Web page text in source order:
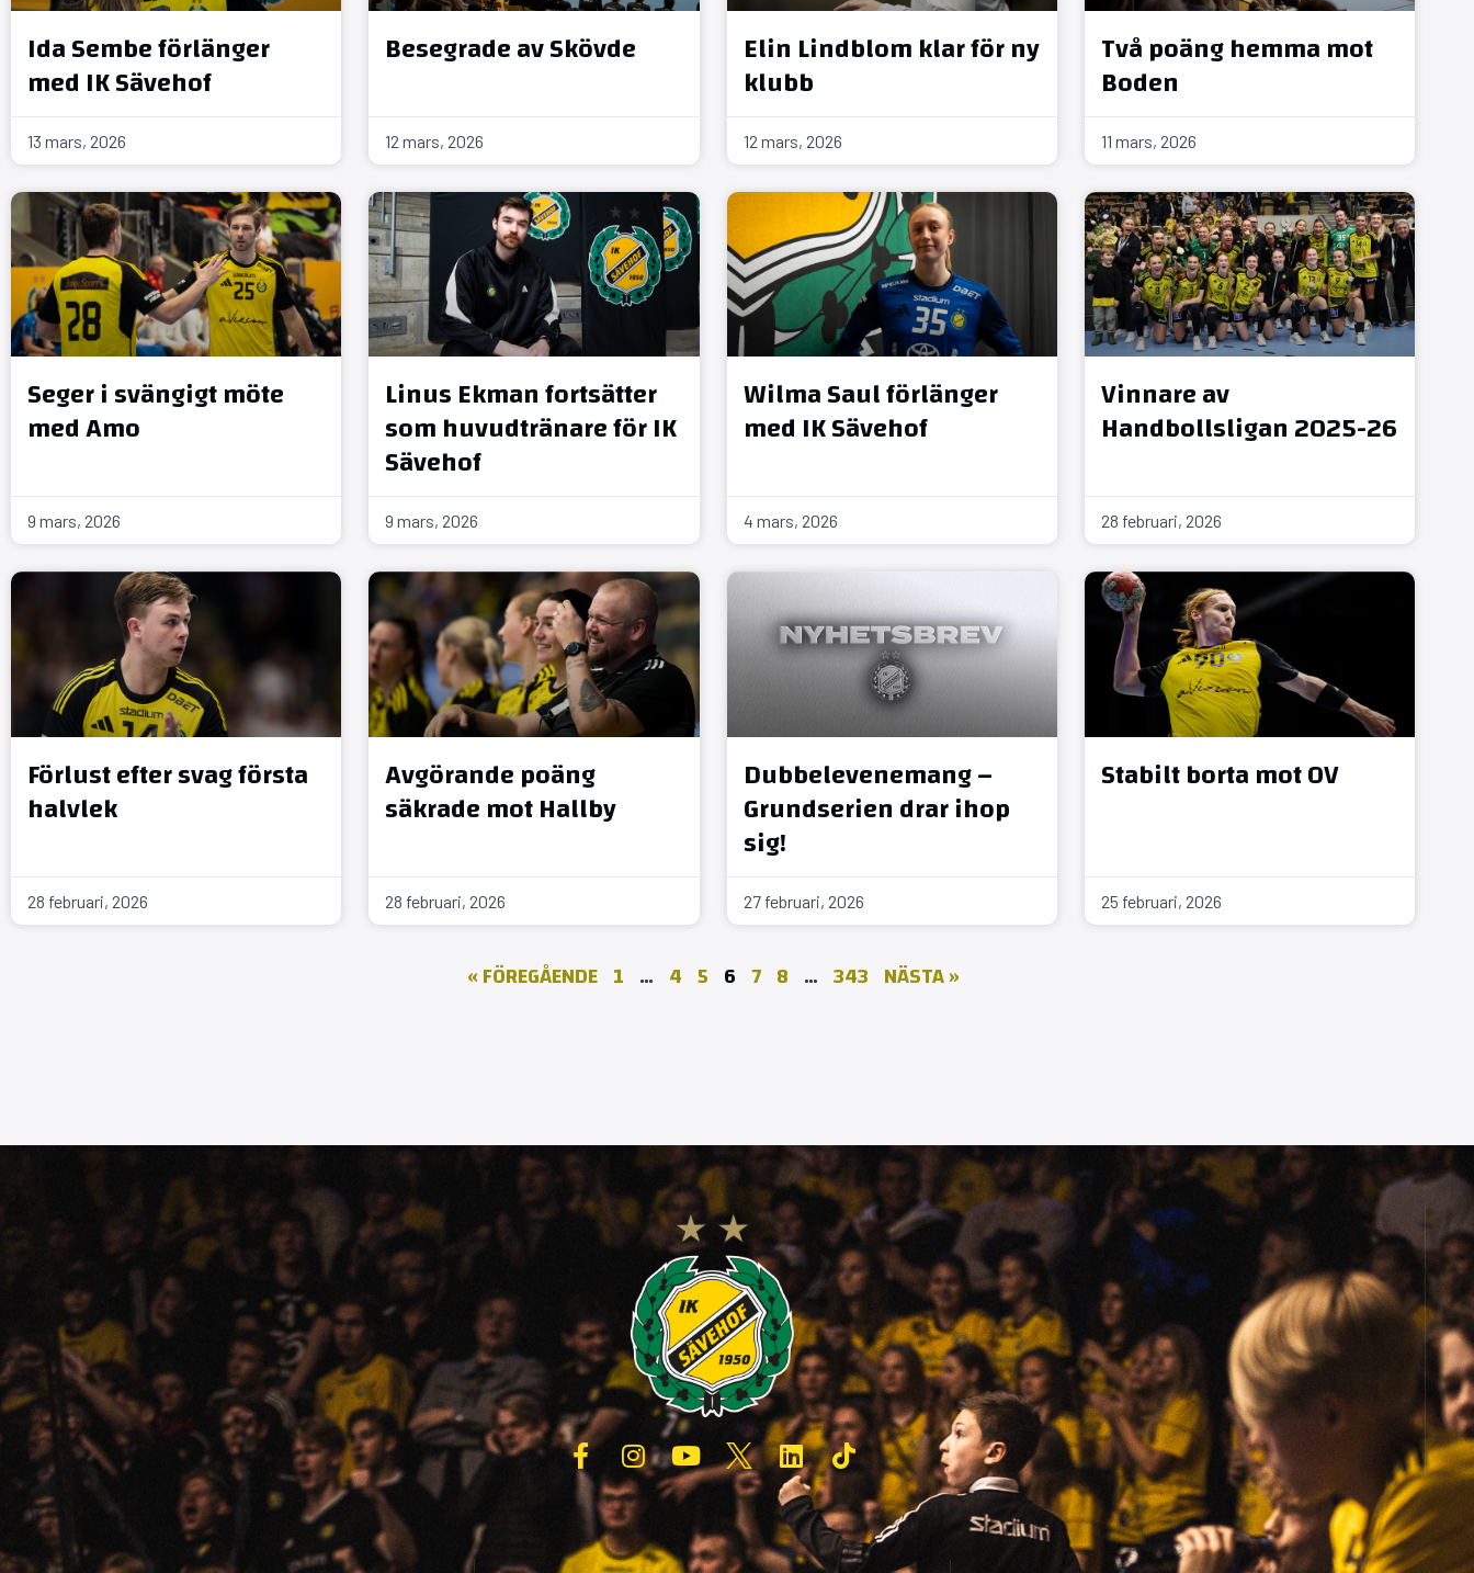
Ida Sembe förlänger
med IK Sävehof
13 mars, 2026
Besegrade av Skövde
12 mars, 2026
Elin Lindblom klar för ny
klubb
12 mars, 2026
Två poäng hemma mot
Boden
11 mars, 2026
Seger i svängigt möte
med Amo
9 mars, 2026
Linus Ekman fortsätter
som huvudtränare för IK
Sävehof
9 mars, 2026
Wilma Saul förlänger
med IK Sävehof
4 mars, 2026
Vinnare av
Handbollsligan 2025-26
28 februari, 2026
Förlust efter svag första
halvlek
28 februari, 2026
Avgörande poäng
säkrade mot Hallby
28 februari, 2026
Dubbelevenemang –
Grundserien drar ihop
sig!
27 februari, 2026
Stabilt borta mot OV
25 februari, 2026
« FÖREGÅENDE 1 … 4 5 6 7 8 … 343 NÄSTA »